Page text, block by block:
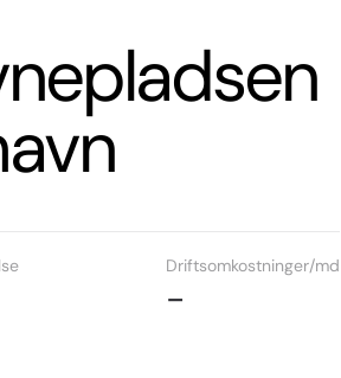
Driftsomkostninger/md
-